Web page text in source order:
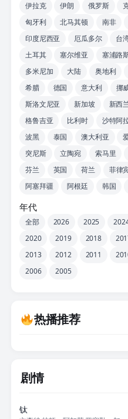
伊拉克
伊朗 俄罗斯
匈牙利
北马其顿 南非
印度尼西亚
厄瓜多尔 台
土耳其
塞尔维亚 塞浦路
多米尼加
大陆 奥地利
希腊
德国 意大利 挪
斯洛文尼亚
新加坡 新西
格鲁吉亚
比利时 沙特阿
波黑
泰国 澳大利亚
突尼斯
立陶宛 索马里
芬兰
英国 荷兰 菲律
阿塞拜疆
阿根廷 韩国
年代
全部 2026 2025
2020
2019 2018
2013
2012 2011
2006
2005
热播推荐
剧情
钛